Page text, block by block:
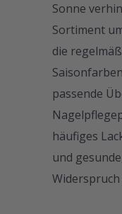
Sonne
Sortiment
die
passende
häufiges
und
Widerspruch